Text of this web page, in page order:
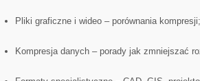
Pliki graficzne i wideo – porównania kompresji;
Kompresja danych – porady jak zmniejszać